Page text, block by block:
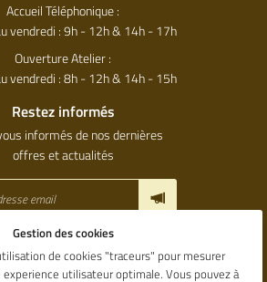
Accueil Téléphonique :
vendredi : 9h - 12h & 14h - 17h
Ouverture Atelier :
vendredi : 8h - 12h & 14h - 15h
Restez informés
informés de nos dernières
offres et actualités
Mentions Légales
générales d'utilisation
Gestion des cookies
de cookies "traceurs" pour mesurer
utilisateur optimale. Vous pouvez à